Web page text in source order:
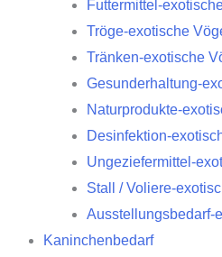
Futtermittel-
Tröge-exotische
Tränken-exotische
Gesunderhaltung-
Naturprodukte-
Desinfektion-
Ungeziefermittel-
Stall / Voliere-
Ausstellungsbedarf-
Kaninchenbedarf